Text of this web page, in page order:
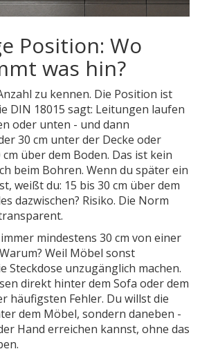
Position: Wo
was hin?
zu kennen. Die Position ist
DIN 18015 sagt: Leitungen laufen
oder unten - und dann
30 cm unter der Decke oder
über dem Boden. Das ist kein
beim Bohren. Wenn du später ein
weißt du: 15 bis 30 cm über dem
dazwischen? Risiko. Die Norm
mindestens 30 cm von einer
Weil Möbel sonst
Steckdose unzugänglich machen.
direkt hinter dem Sofa oder dem
häufigsten Fehler. Du willst die
dem Möbel, sondern daneben -
Hand erreichen kannst, ohne das